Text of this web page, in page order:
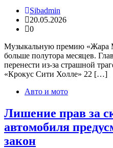
Sibadmin
20.05.2026
0
Музыкальную премию «Жара
больше полутора месяцев.
перенести из-за страшной
«Крокус Сити Холле» 22 […]
Авто и мото
Лишение прав за
автомобиля
закон